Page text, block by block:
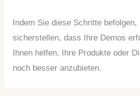
Indem Sie diese Schritte befolgen,
sicherstellen, dass Ihre Demos
Ihnen helfen, Ihre Produkte oder
noch besser anzubieten.